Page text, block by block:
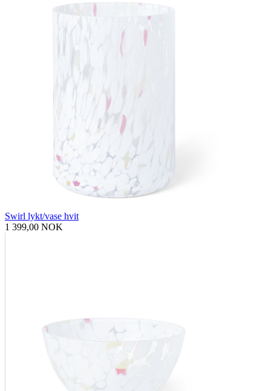
Swirl lykt/vase hvit
1 399,00 NOK